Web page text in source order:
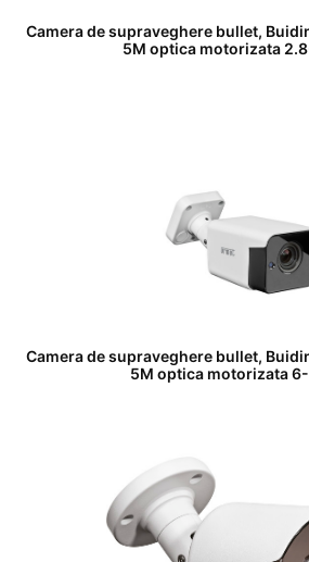
Camera de supraveghere bullet,
5M optica motorizata
Camera de supraveghere bullet,
5M optica motorizata